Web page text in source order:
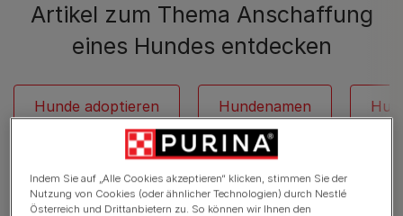
Artikel zum Thema Anschaffung
eines Hundes entdecken
Hunde adoptieren Hundenamen
Alle Artikel über Anschaffung eines Haustieres
Indem Sie auf „Alle Cookies akzeptieren“ klicken, stimmen Sie der
Nutzung von Cookies (oder ähnlicher Technologien) durch Nestlé
Österreich und Drittanbietern zu. So können wir Ihnen den